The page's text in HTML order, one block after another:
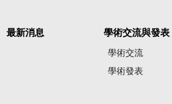
最新消息 學術交流與發表
學術交流
學術發表